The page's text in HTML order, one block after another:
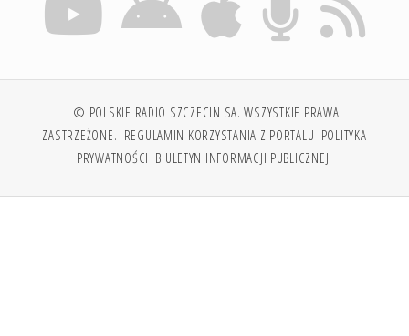
© POLSKIE RADIO SZCZECIN SA. WSZYSTKIE PRAWA
ZASTRZEŻONE. REGULAMIN KORZYSTANIA Z PORTALU POLITYKA
PRYWATNOŚCI BIULETYN INFORMACJI PUBLICZNEJ